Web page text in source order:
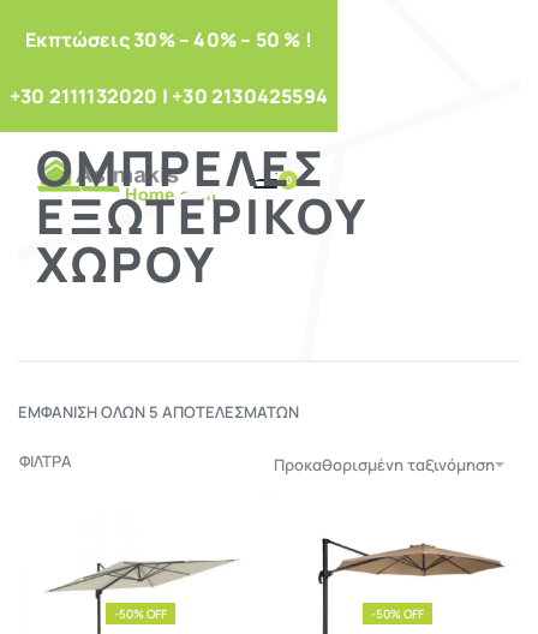
Eκπτώσεις 30% – 40% – 50 % !
+30 2111132020 | +30 2130425594
0
ΟΜΠΡΈΛΕΣ
ΕΞΩΤΕΡΙΚΟΎ
ΧΏΡΟΥ
ΕΜΦΆΝΙΣΗ ΌΛΩΝ 5 ΑΠΟΤΕΛΕΣΜΆΤΩΝ
Προκαθορισμένη ταξινόμηση
ΦΙΛΤΡΑ
-50% OFF -50% OFF